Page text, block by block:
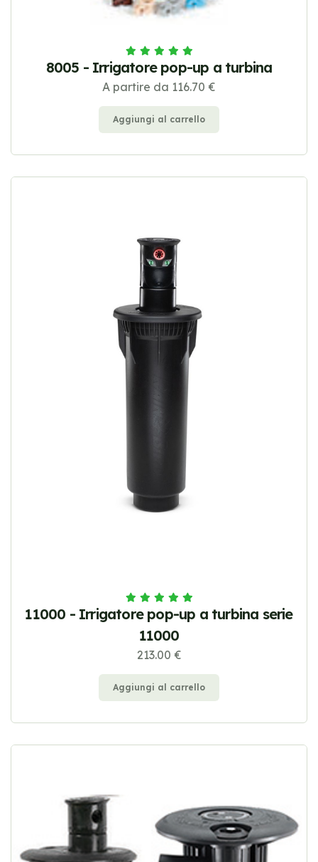
8005 - Irrigatore pop-up a turbina
A partire da 116.70 €
Aggiungi al carrello
11000 - Irrigatore pop-up a turbina serie
11000
213.00 €
Aggiungi al carrello